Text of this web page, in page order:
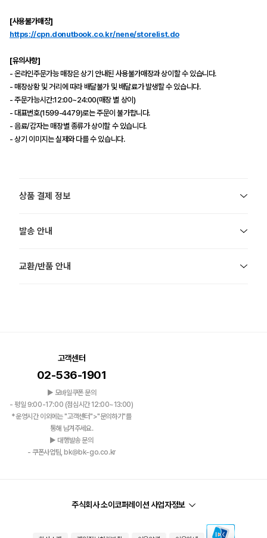
[사용불가매장]
https://cpn.donutbook.co.kr/nene/storelist.do
[유의사항]
- 온라인주문가능 매장은 상기 안내된 사용불가매장과 상이할 수 있습니다.
- 매장상황 및 거리에 따라 배달불가 및 배달료가 발생할 수 있습니다.
- 주문가능시간:12:00~24:00(매장 별 상이)
- 대표번호(1599-4479)로는 주문이 불가합니다.
- 음료/감자는 매장별 종류가 상이할 수 있습니다.
- 상기 이미지는 실제와 다를 수 있습니다.
상품 결제 정보
발송 안내
교환/반품 안내
고객센터
02-536-1901
▶ 모바일쿠폰 문의
- 평일 9:00-17:00 (점심시간 12:00~13:00)
*운영시간 이외에는 "고객센터">"문의하기"를
통해 남겨주세요.
▶ 대행발송 문의
- 쿠폰사업팀, bk@bk-go.co.kr
주식회사 소이코퍼레이션 사업자정보